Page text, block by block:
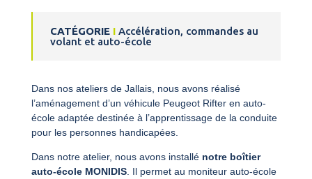
CATÉGORIE IAccélération, commandes au
volant et auto-école
Dans nos ateliers de Jallais, nous avons réalisé
l’aménagement d’un véhicule Peugeot Rifter en auto-
école adaptée destinée à l’apprentissage de la conduite
pour les personnes handicapées.
Dans notre atelier, nous avons installé notre boîtier
auto-école MONIDIS. Il permet au moniteur auto-école